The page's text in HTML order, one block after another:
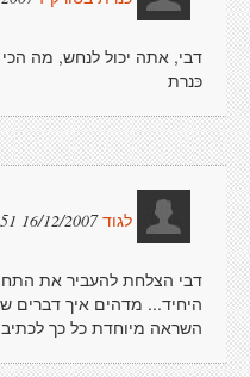
דבי, אתה יכול לנחש, מה
כּנרת
לגוד16/12/2007 13:32:51
דבי הצלחת להעביר את
היחיד... מדהים איך דברים
השראה מיוחדת כל כך